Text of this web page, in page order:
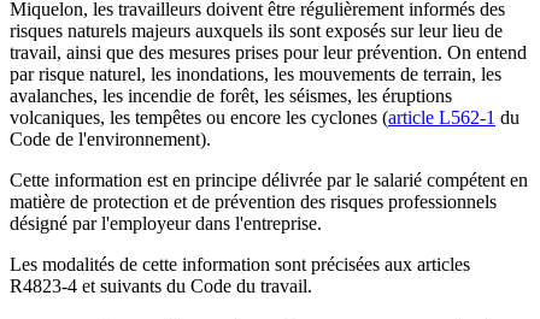
Miquelon, les travailleurs doivent être régulièrement informés des
risques naturels majeurs auxquels ils sont exposés sur leur lieu de
travail, ainsi que des mesures prises pour leur prévention. On entend
par risque naturel, les inondations, les mouvements de terrain, les
avalanches, les incendie de forêt, les séismes, les éruptions
volcaniques, les tempêtes ou encore les cyclones (article L562-1 du
Code de l'environnement).
Cette information est en principe délivrée par le salarié compétent en
matière de protection et de prévention des risques professionnels
désigné par l'employeur dans l'entreprise.
Les modalités de cette information sont précisées aux articles
R4823-4 et suivants du Code du travail.